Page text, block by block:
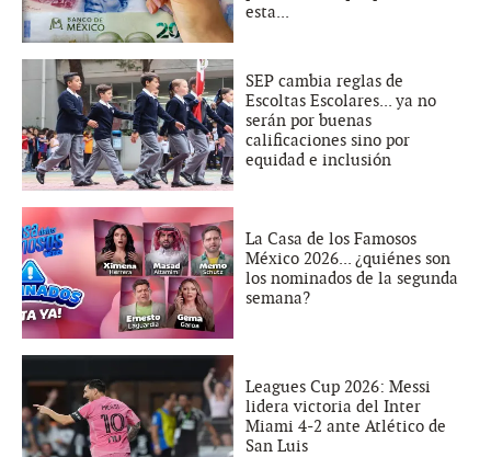
esta...
SEP cambia reglas de
Escoltas Escolares... ya no
serán por buenas
calificaciones sino por
equidad e inclusión
La Casa de los Famosos
México 2026... ¿quiénes son
los nominados de la segunda
semana?
Leagues Cup 2026: Messi
lidera victoria del Inter
Miami 4-2 ante Atlético de
San Luis